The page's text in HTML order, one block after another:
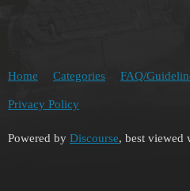
Home Categories FAQ/
Privacy Policy
Powered by Discourse, best viewed